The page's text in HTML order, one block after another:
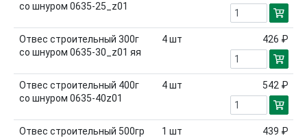
со шнуром 0635-25_z01
Отвес строительный 300г
со шнуром 0635-30_z01 яя
4шт 426 ₽
Отвес строительный 400г
со шнуром 0635-40z01
4шт 542 ₽
Отвес строительный 500гр
1 шт 439 ₽